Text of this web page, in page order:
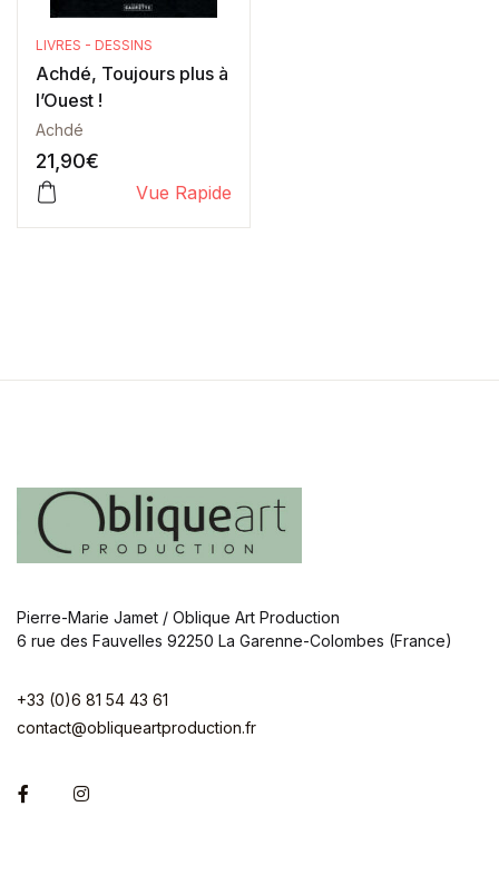
LIVRES - DESSINS
Achdé, Toujours plus à
l’Ouest !
Achdé
21,90€
Vue Rapide
Pierre-Marie Jamet / Oblique Art Production
6 rue des Fauvelles 92250 La Garenne-Colombes (France)
+33 (0)6 81 54 43 61
contact@obliqueartproduction.fr
FacebookInstagram